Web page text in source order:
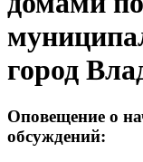
город
Оповещение о
обсуждений: